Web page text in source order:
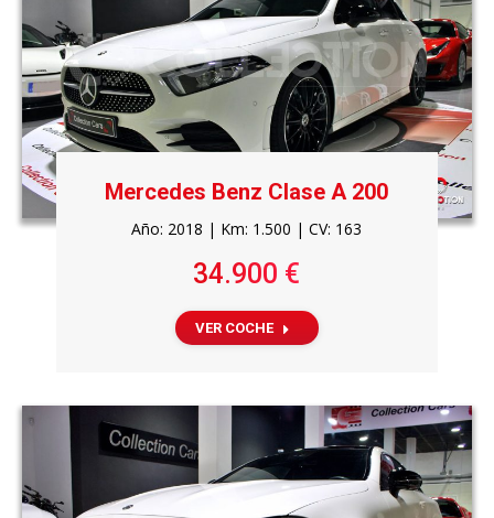
Mercedes Benz Clase A 200
Año: 2018 | Km: 1.500 | CV: 163
34.900 €
VER COCHE